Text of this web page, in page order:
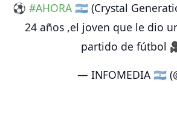
⚽️ #AHORA🇦🇷 (Crystal
24 años ,el joven que le dio
partido de fútbol
— INFOMEDIA 🇦🇷